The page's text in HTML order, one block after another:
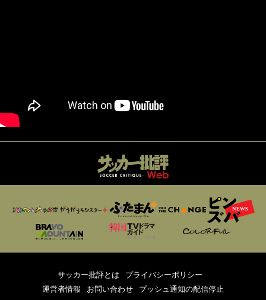
サッカー批評とは
プライバシーポリシー
運営者情報
お問い合わせ プッシュ通知の配信停止